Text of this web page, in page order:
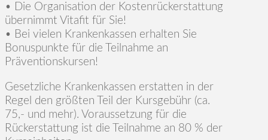
• Die Organisation der Kostenrückerstattung
übernimmt Vitafit für Sie!
• Bei vielen Krankenkassen erhalten Sie
Bonuspunkte für die Teilnahme an
Präventionskursen!
Gesetzliche Krankenkassen erstatten in der
Regel den größten Teil der Kursgebühr (ca.
75,- und mehr). Voraussetzung für die
Rückerstattung ist die Teilnahme an 80 % der